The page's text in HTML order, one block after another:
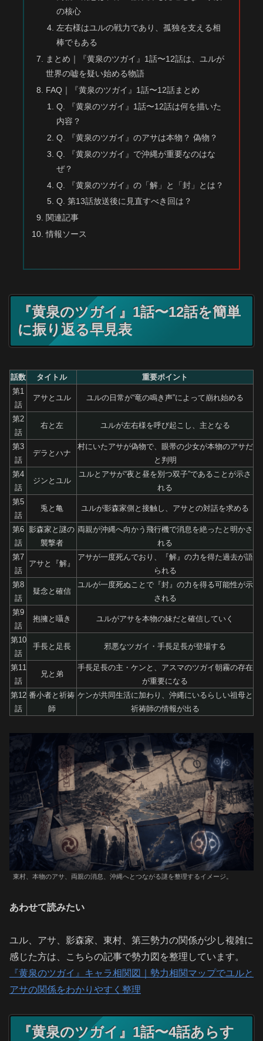
の核心
左右様はユルの戦力であり、孤独を支える相
棒でもある
まとめ｜『黄泉のツガイ』1話〜12話は、ユルが
世界の嘘を疑い始める物語
FAQ｜『黄泉のツガイ』1話〜12話まとめ
Q. 『黄泉のツガイ』1話〜12話は何を描いた
内容？
Q. 『黄泉のツガイ』のアサは本物？ 偽物？
Q. 『黄泉のツガイ』で沖縄が重要なのはな
ぜ？
Q. 『黄泉のツガイ』の「解」と「封」とは？
Q. 第13話放送後に見直すべき回は？
関連記事
情報ソース
『黄泉のツガイ』1話〜12話を簡単
に振り返る早見表
話数 タイトル
重要ポイント
第1
話
アサとユル ユルの日常が“竜の鳴き声”によって崩れ始める
第2
話
右と左 ユルが左右様を呼び起こし、主となる
第3
話
デラとハナ
村にいたアサが偽物で、眼帯の少女が本物のアサだ
と判明
第4
話
ジンとユル
ユルとアサが“夜と昼を別つ双子”であることが示さ
れる
第5
話
兎と亀 ユルが影森家側と接触し、アサとの対話を求める
第6
話
影森家と謎の
襲撃者
両親が沖縄へ向かう飛行機で消息を絶ったと明かさ
れる
第7
話
アサと『解』
アサが一度死んでおり、『解』の力を得た過去が語
られる
第8
話
疑念と確信
ユルが一度死ぬことで『封』の力を得る可能性が示
される
第9
話
抱擁と囁き ユルがアサを本物の妹だと確信していく
第10
話
手長と足長 邪悪なツガイ・手長足長が登場する
第11
話
兄と弟
手長足長の主・ケンと、アスマのツガイ朝霧の存在
が重要になる
第12
話
番小者と祈祷
師
ケンが共同生活に加わり、沖縄にいるらしい祖母と
祈祷師の情報が出る
東村、本物のアサ、両親の消息、沖縄へとつながる謎を整理するイメージ。
あわせて読みたい
ユル、アサ、影森家、東村、第三勢力の関係が少し複雑に
感じた方は、こちらの記事で勢力図を整理しています。
『黄泉のツガイ』キャラ相関図｜勢力相関マップでユルと
アサの関係をわかりやすく整理
『黄泉のツガイ』1話〜4話あらす